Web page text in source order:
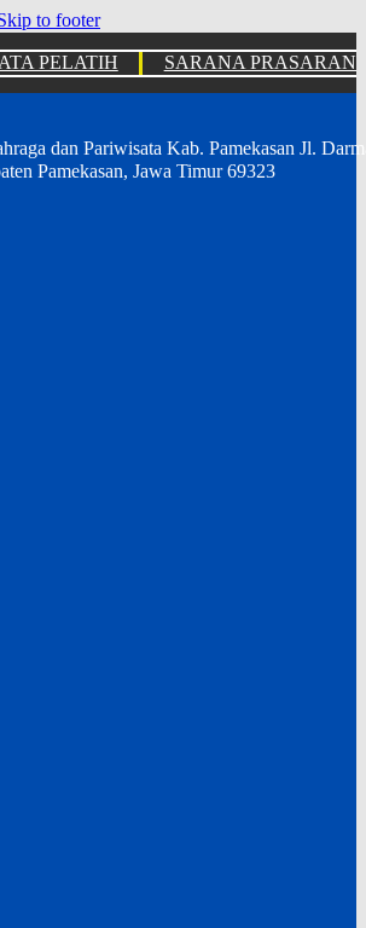
to footer
PELATIH SARANA
dan Pariwisata Kab. Pamekasan Jl.
Pamekasan, Jawa Timur 69323